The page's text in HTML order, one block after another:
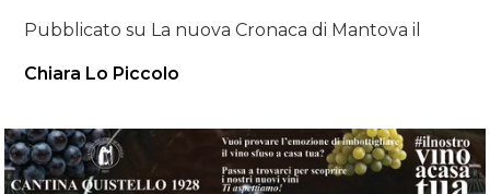
Pubblicato su La nuova Cronaca di Mantova il
Chiara Lo Piccolo